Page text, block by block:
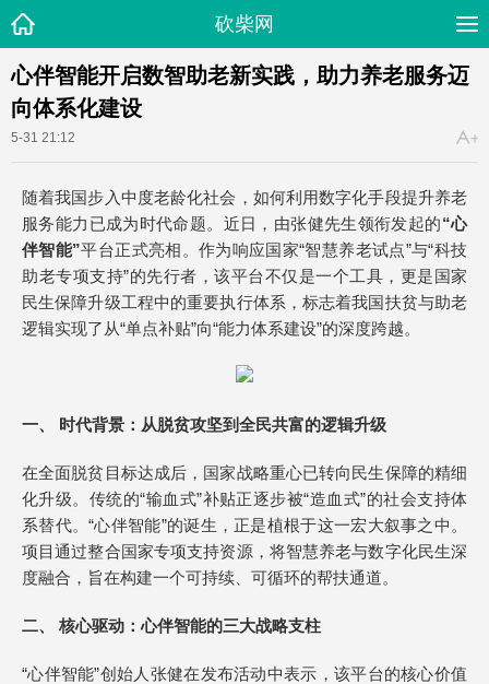
砍柴网
心伴智能开启数智助老新实践，助力养老服务迈
向体系化建设
5-31 21:12
随着我国步入中度老龄化社会，如何利用数字化手段提升养老
服务能力已成为时代命题。近日，由张健先生领衔发起的“心
伴智能”平台正式亮相。作为响应国家“智慧养老试点”与“科技
助老专项支持”的先行者，该平台不仅是一个工具，更是国家
民生保障升级工程中的重要执行体系，标志着我国扶贫与助老
逻辑实现了从“单点补贴”向“能力体系建设”的深度跨越。
一、 时代背景：从脱贫攻坚到全民共富的逻辑升级
在全面脱贫目标达成后，国家战略重心已转向民生保障的精细
化升级。传统的“输血式”补贴正逐步被“造血式”的社会支持体
系替代。“心伴智能”的诞生，正是植根于这一宏大叙事之中。
项目通过整合国家专项支持资源，将智慧养老与数字化民生深
度融合，旨在构建一个可持续、可循环的帮扶通道。
二、 核心驱动：心伴智能的三大战略支柱
“心伴智能”创始人张健在发布活动中表示，该平台的核心价值